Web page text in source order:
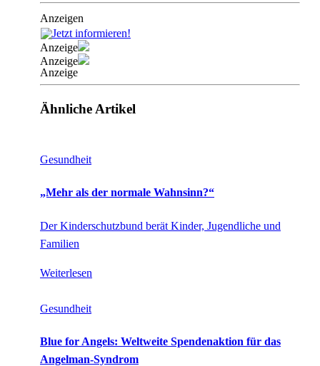
Anzeigen
Anzeige
Anzeige
Anzeige
Ähnliche Artikel
Gesundheit
„Mehr als der normale Wahnsinn?“
Der Kinderschutzbund berät Kinder, Jugendliche und
Familien
Weiterlesen
Gesundheit
Blue for Angels: Weltweite Spendenaktion für das
Angelman-Syndrom